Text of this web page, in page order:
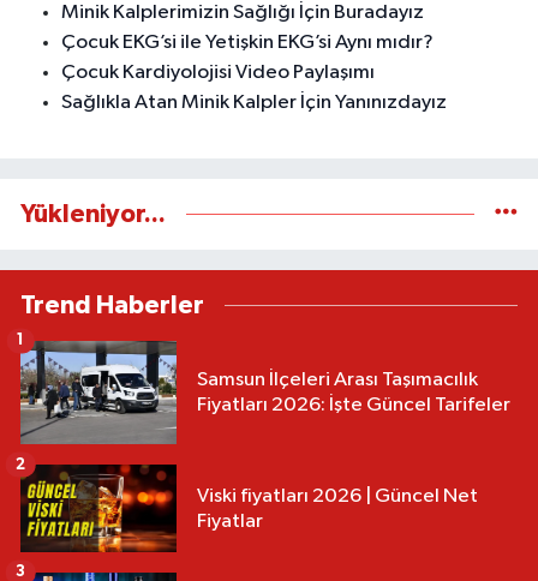
Minik Kalplerimizin Sağlığı İçin Buradayız
Çocuk EKG’si ile Yetişkin EKG’si Aynı mıdır?
Çocuk Kardiyolojisi Video Paylaşımı
Sağlıkla Atan Minik Kalpler İçin Yanınızdayız
Yükleniyor...
Trend Haberler
Samsun İlçeleri Arası Taşımacılık
Fiyatları 2026: İşte Güncel Tarifeler
1
Viski fiyatları 2026 | Güncel Net
Fiyatlar
2
3